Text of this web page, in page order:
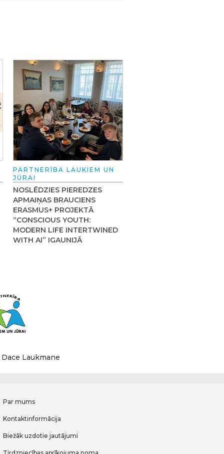
PARTNERĪBA LAUKIEM UN
JŪRAI
NOSLĒDZIES PIEREDZES
APMAIŅAS BRAUCIENS
ERASMUS+ PROJEKTĀ
“CONSCIOUS YOUTH:
MODERN LIFE INTERTWINED
WITH AI” IGAUNIJĀ
Laukmane
Par mums
Kontaktinformācija
Biežāk uzdotie jautājumi